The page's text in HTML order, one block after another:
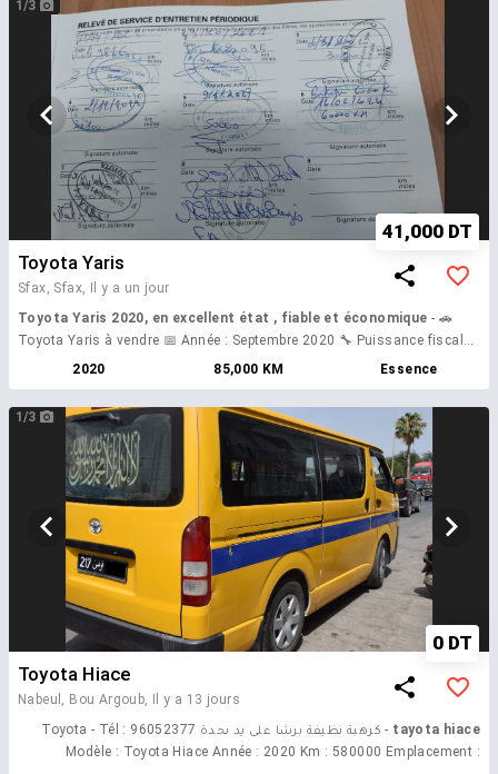
https://maps.app.goo.gl/iY1EhscMqk7JXm8u8
1/3
41,000 DT
Toyota Yaris
Sfax, Sfax,
Il y a un jour
Toyota Yaris 2020, en excellent état , fiable et économique - 🚗
Toyota Yaris à vendre 📅 Année : Septembre 2020 🔧 Puissance fiscale :
d'entretien à jour ✅ Mécanique en excellent état ✅ Intérieur très propre
et soigneusement entretenu ✅ Écran tactile Kenwood ✅ Connectivité
Bluetooth (appels mains libres et streaming audio) ✅ Caméra de recul
✅ Faible consommation de carburant 💰 Prix : 41000
2020 85,000 KM Essence
1/3
0 DT
Toyota Hiace
Nabeul, Bou Argoub,
Il y a 13 jours
tayota hiace
- كرهبة نظيفة برشا على يد ىحدة Toyota - Tél : 96052377
Modèle : Toyota Hiace Année : 2020 Km : 580000 Emplacement :